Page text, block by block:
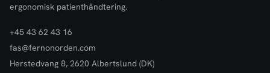
ergonomisk patienthåndtering.
+45 43 62 43 16
fas@fernonorden.com
Herstedvang 8, 2620 Albertslund (DK)